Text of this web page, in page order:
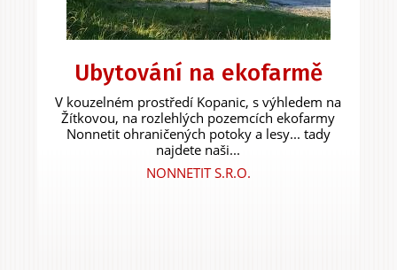
Ubytování na ekofarmě
V kouzelném prostředí Kopanic, s výhledem na
Žítkovou, na rozlehlých pozemcích ekofarmy
Nonnetit ohraničených potoky a lesy... tady
najdete naši...
NONNETIT S.R.O.